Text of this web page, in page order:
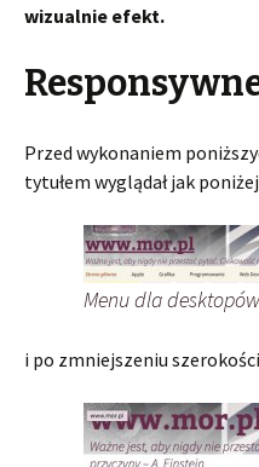
wizualnie efekt.
Przed wykonaniem
tytułem wyglądał jak
Menu dla desktopów
i po zmniejszeniu